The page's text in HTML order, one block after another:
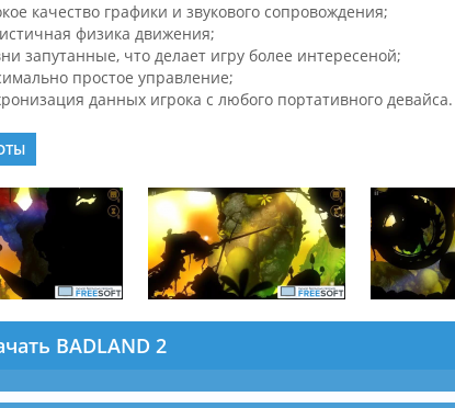
качество графики и звукового сопровождения;
физика движения;
запутанные, что делает игру более интересеной;
простое управление;
данных игрока с любого портативного девайса.
BADLAND 2